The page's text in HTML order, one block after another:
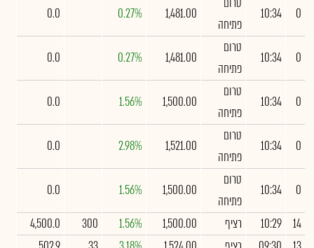
0
10:34
פתיחה
1,481.00
0.27%
0.0
0
10:34
טרום
פתיחה
1,481.00
0.27%
0.0
0
10:34
טרום
פתיחה
1,500.00
1.56%
0.0
0
10:34
טרום
פתיחה
1,521.00
2.98%
0.0
0
10:34
טרום
פתיחה
1,500.00
1.56%
0.0
14
10:29 רציף 1,500.00
1.56%
300
4,500.0